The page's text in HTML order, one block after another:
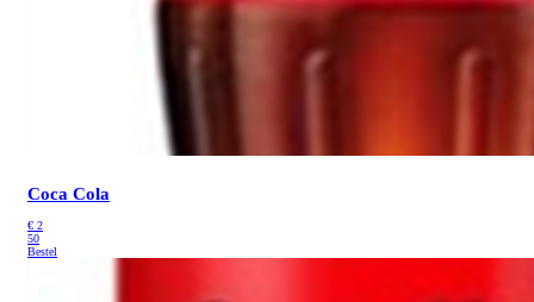
Coca Cola
€ 2
50
Bestel